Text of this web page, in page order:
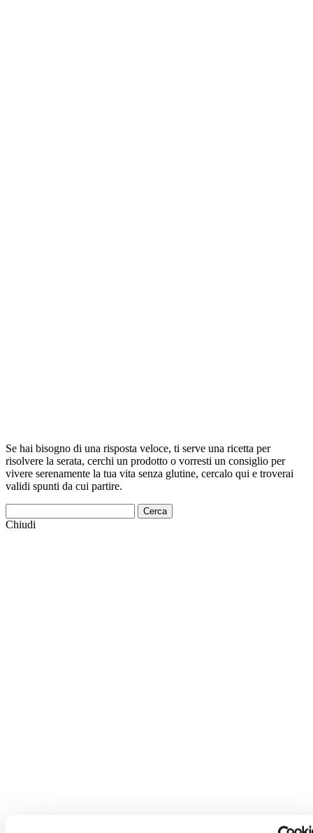
Se hai bisogno di una risposta veloce, ti serve una ricetta per
risolvere la serata, cerchi un prodotto o vorresti un consiglio per
vivere serenamente la tua vita senza glutine, cercalo qui e troverai
validi spunti da cui partire.
Cerca
Chiudi